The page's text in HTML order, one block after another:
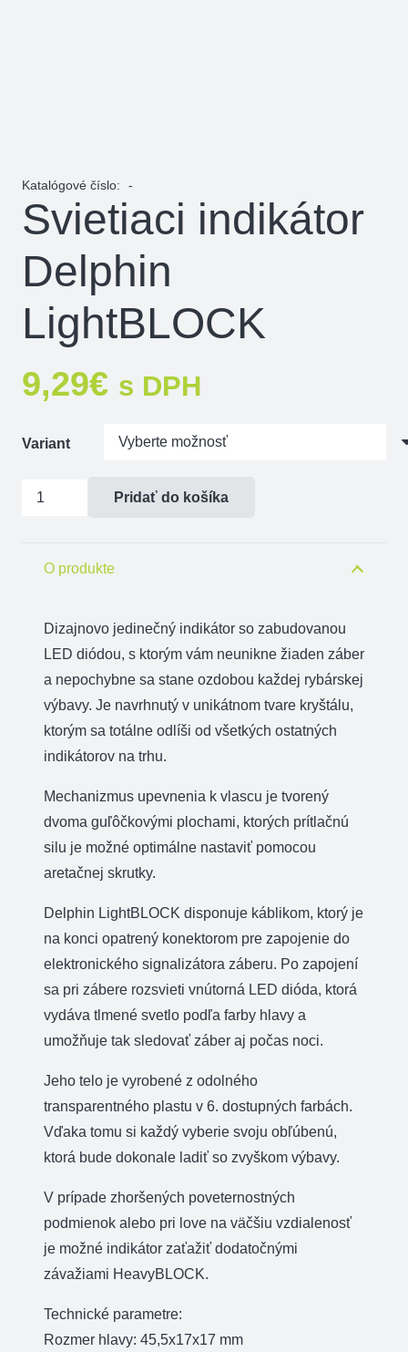
Katalógové číslo: -
Svietiaci indikátor
Delphin
LightBLOCK
9,29€ s DPH
Variant
množstvo
Delphin
Pridať do košíka
O produkte
Dizajnovo jedinečný indikátor so zabudovanou
LED diódou, s ktorým vám neunikne žiaden záber
a nepochybne sa stane ozdobou každej rybárskej
výbavy. Je navrhnutý v unikátnom tvare kryštálu,
ktorým sa totálne odlíši od všetkých ostatných
indikátorov na trhu.
Mechanizmus upevnenia k vlascu je tvorený
dvoma guľôčkovými plochami, ktorých prítlačnú
silu je možné optimálne nastaviť pomocou
aretačnej skrutky.
Delphin LightBLOCK disponuje káblikom, ktorý je
na konci opatrený konektorom pre zapojenie do
elektronického signalizátora záberu. Po zapojení
sa pri zábere rozsvieti vnútorná LED dióda, ktorá
vydáva tlmené svetlo podľa farby hlavy a
umožňuje tak sledovať záber aj počas noci.
Jeho telo je vyrobené z odolného
transparentného plastu v 6. dostupných farbách.
Vďaka tomu si každý vyberie svoju obľúbenú,
ktorá bude dokonale ladiť so zvyškom výbavy.
V prípade zhoršených poveternostných
podmienok alebo pri love na väčšiu vzdialenosť
je možné indikátor zaťažiť dodatočnými
závažiami HeavyBLOCK.
Technické parametre:
Rozmer hlavy: 45,5x17x17 mm